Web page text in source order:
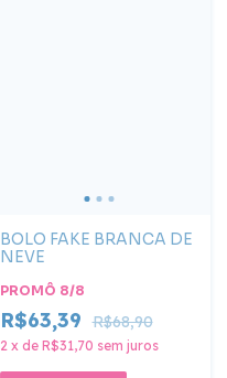
BOLO FAKE BRANCA DE
NEVE
PROMÔ 8/8
R$63,39 R$68,90
2 x de R$31,70 sem juros